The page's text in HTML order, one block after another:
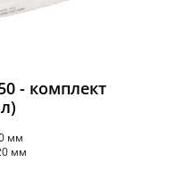
- комплект
мм
мм